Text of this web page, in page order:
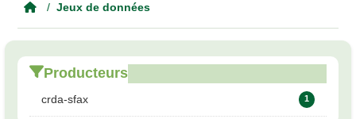
Jeux de données
Producteurs
crda-sfax 1